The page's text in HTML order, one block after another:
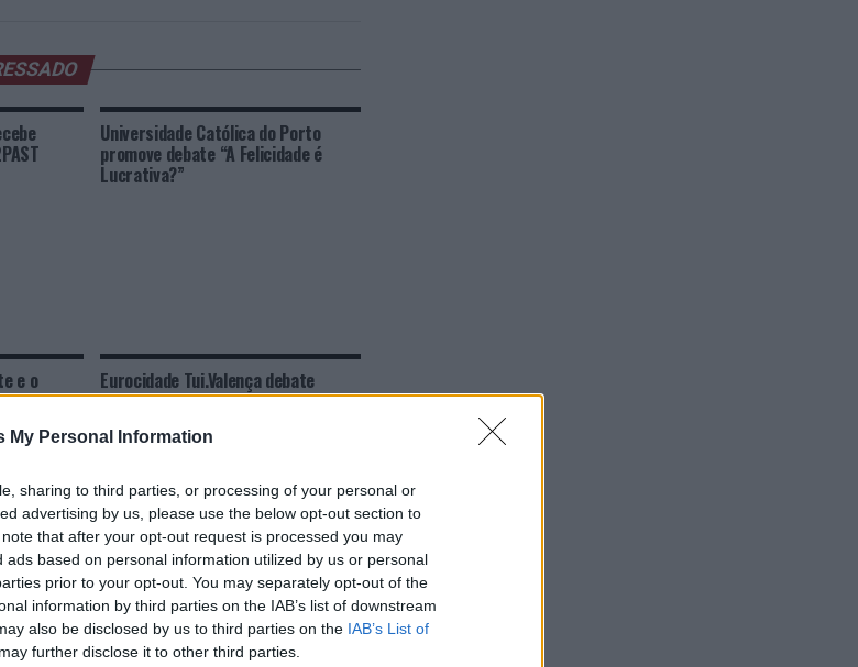
My Personal Information
sharing to third parties, or processing of your personal or
advertising by us, please use the below opt-out section to
that after your opt-out request is processed you may
based on personal information utilized by us or personal
prior to your opt-out. You may separately opt-out of the
information by third parties on the IAB’s list of downstream
also be disclosed by us to third parties on the IAB’s List of
further disclose it to other third parties.
Universidade Católica do Porto
promove debate “A Felicidade é
Lucrativa?”
e o Eurocidade Tui.Valença debate
governação e liderança educativa